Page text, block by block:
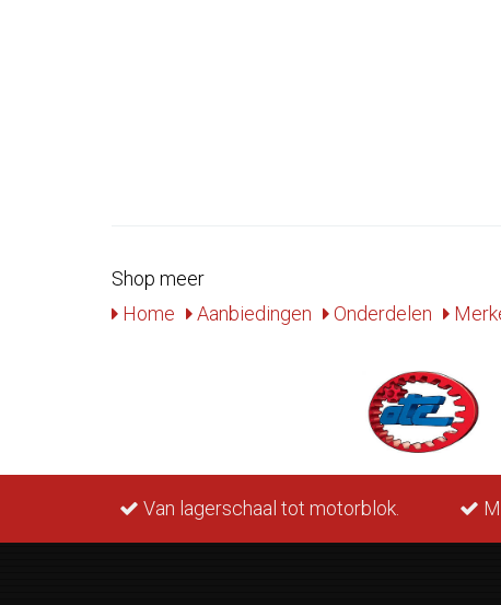
Shop meer
Home
Aanbiedingen Onderdelen
Van lagerschaal tot motorblok.